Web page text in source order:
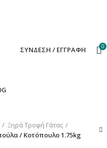
ΣΎΝΔΕΣΗ / ΕΓΓΡΑΦΉ 0
Ξηρά Τροφή Γάτας
/ Κοτόπουλο 1.75kg